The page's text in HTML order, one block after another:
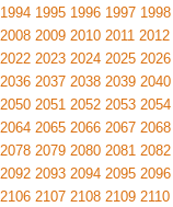
1994 1995 1996 1997 1998
2008 2009 2010 2011 2012
2022 2023 2024 2025 2026
2036 2037 2038 2039 2040
2050 2051 2052 2053 2054
2064 2065 2066 2067 2068
2078 2079 2080 2081 2082
2092 2093 2094 2095 2096
2106 2107 2108 2109 2110